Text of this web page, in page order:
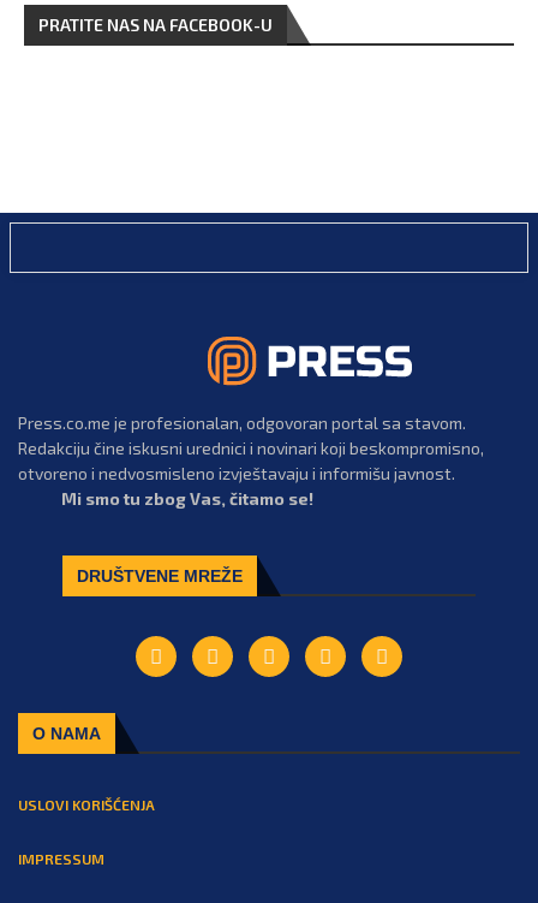
PRATITE NAS NA FACEBOOK-U
Press.co.me je profesionalan, odgovoran portal sa stavom.
Redakciju čine iskusni urednici i novinari koji beskompromisno,
otvoreno i nedvosmisleno izvještavaju i informišu javnost.
Mi smo tu zbog Vas, čitamo se!
DRUŠTVENE MREŽE
O NAMA
USLOVI KORIŠĆENJA
IMPRESSUM